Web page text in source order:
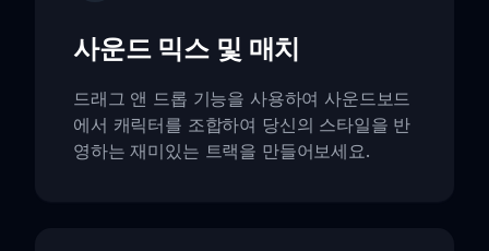
사운드 믹스 및 매치
드래그 앤 드롭 기능을 사용하여 사운드보드
에서 캐릭터를 조합하여 당신의 스타일을 반
영하는 재미있는 트랙을 만들어보세요.